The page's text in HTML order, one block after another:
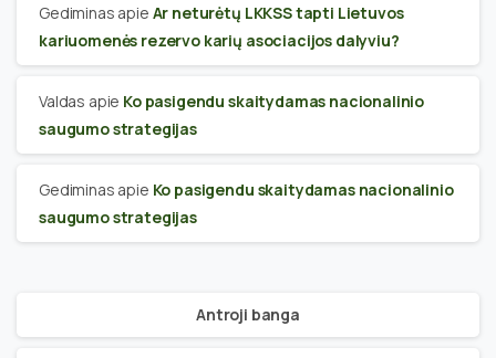
Gediminas apie Ar neturėtų LKKSS tapti Lietuvos
kariuomenės rezervo karių asociacijos dalyviu?
Valdas apie Ko pasigendu skaitydamas nacionalinio
saugumo strategijas
Gediminas apie Ko pasigendu skaitydamas nacionalinio
saugumo strategijas
Antroji banga